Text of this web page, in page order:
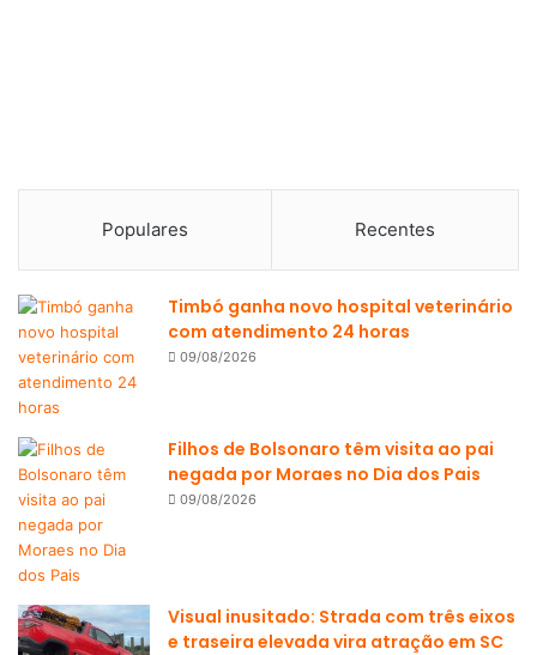
Populares Recentes
Timbó ganha novo hospital veterinário
com atendimento 24 horas
09/08/2026
Filhos de Bolsonaro têm visita ao pai
negada por Moraes no Dia dos Pais
09/08/2026
Visual inusitado: Strada com três eixos
e traseira elevada vira atração em SC